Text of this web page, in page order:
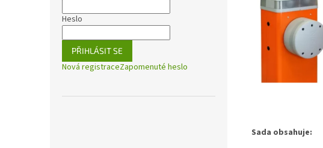
Heslo
PŘIHLÁSIT SE
Nová registraceZapomenuté heslo
Sada obsahuje: